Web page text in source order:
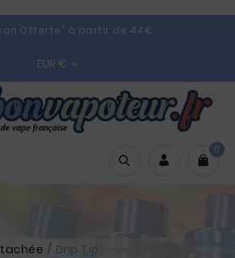
Offerte" à partir de 44€
EUR € 
0
Drip Tip